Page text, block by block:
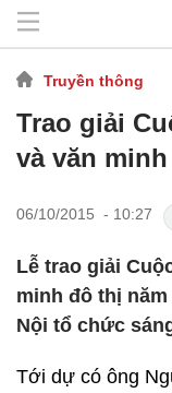
Truyền thông
Trao giải
và văn
06/10/2015 - 10:27
Lễ trao giải
minh đô thị
Nội tổ chức
Tới dự có ông